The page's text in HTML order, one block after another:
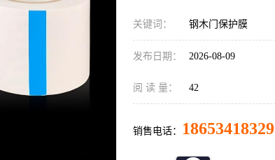
关键词： 钢木门保护膜
发布日期： 2026-08-09
阅 读 量： 42
销售电话： 18653418329